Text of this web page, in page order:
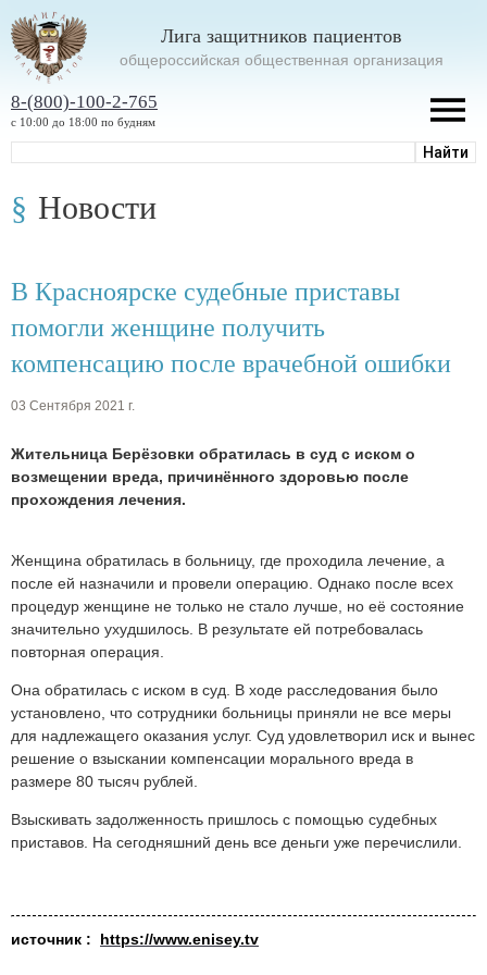
Лига защитников пациентов
oбщероссийская общественная организация
8-(800)-100-2-765
с 10:00 до 18:00 по будням
Новости
В Красноярске судебные приставы
помогли женщине получить
компенсацию после врачебной ошибки
03 Сентября 2021 г.
Жительница Берёзовки обратилась в суд с иском о
возмещении вреда, причинённого здоровью после
прохождения лечения.
Женщина обратилась в больницу, где проходила лечение, а
после ей назначили и провели операцию. Однако после всех
процедур женщине не только не стало лучше, но её состояние
значительно ухудшилось. В результате ей потребовалась
повторная операция.
Она обратилась с иском в суд. В ходе расследования было
установлено, что сотрудники больницы приняли не все меры
для надлежащего оказания услуг. Суд удовлетворил иск и вынес
решение о взыскании компенсации морального вреда в
размере 80 тысяч рублей.
Взыскивать задолженность пришлось с помощью судебных
приставов. На сегодняшний день все деньги уже перечислили.
источник : https://www.enisey.tv